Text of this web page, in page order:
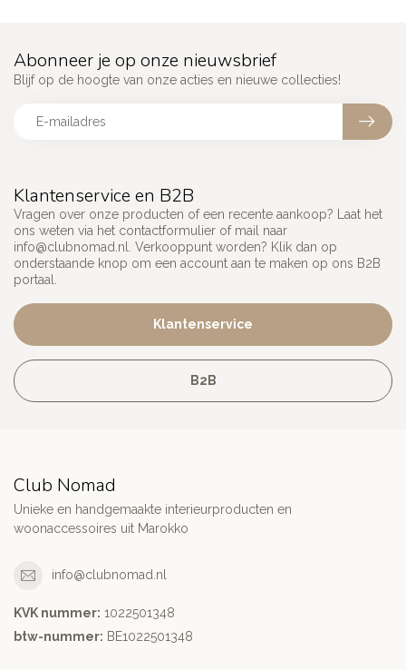
Klantenservice en B2B
Vragen over onze producten of een recente aankoop? Laat het
ons weten via het contactformulier of mail naar
info@clubnomad.nl
. Verkooppunt worden? Klik dan op
onderstaande knop om een account aan te maken op ons B2B
portaal.
Klantenservice
B2B
Abonneer je op onze nieuwsbrief
Blijf op de hoogte van onze acties en nieuwe collecties!
Club Nomad
Unieke en handgemaakte interieurproducten en
woonaccessoires uit Marokko
info@clubnomad.nl
KVK nummer: 1022501348
btw-nummer: BE1022501348